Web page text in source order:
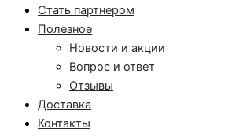
Стать партнером
Полезное
Новости и акции
Вопрос и ответ
Отзывы
Доставка
Контакты